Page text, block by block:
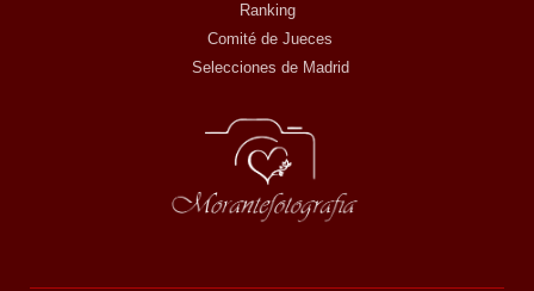
Ranking
Comité de Jueces
Selecciones de Madrid